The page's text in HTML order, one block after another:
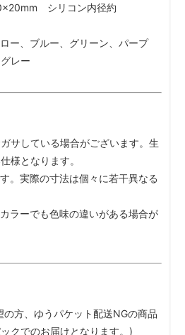
シリコン内径約
ー、ブルー、グリーン、パープ
レー
サしている場合がございます。生
様となります。
。実際の寸法は個々に若干異なる
ラーでも色味の違いがある場合が
方、ゆうパケット配送NGの商品
クでのお届けとなります。)